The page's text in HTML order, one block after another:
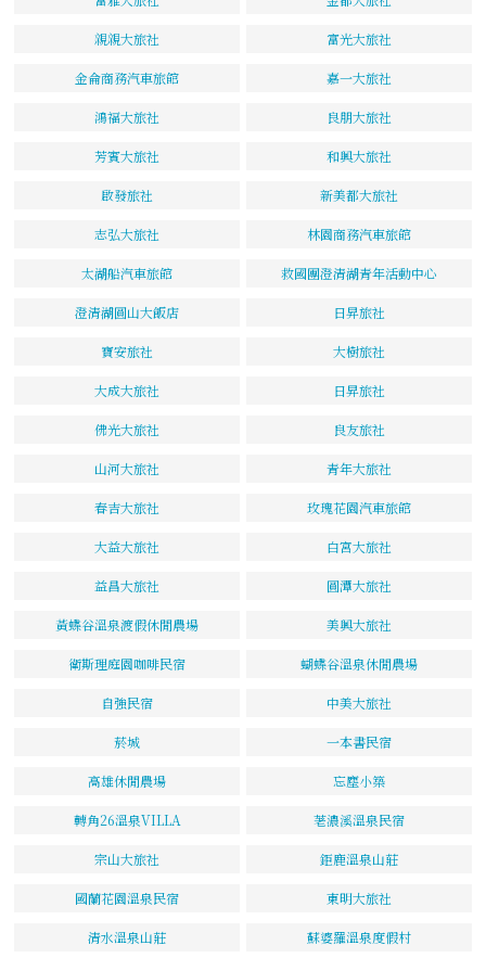
親親大旅社 富光大旅社
金侖商務汽車旅館 嘉一大旅社
鴻福大旅社 良朋大旅社
芳賓大旅社 和興大旅社
啟發旅社 新美都大旅社
志弘大旅社 林園商務汽車旅館
太湖船汽車旅館 救國團澄清湖青年活動中心
澄清湖圓山大飯店 日昇旅社
寶安旅社 大樹旅社
大成大旅社 日昇旅社
佛光大旅社 良友旅社
山河大旅社 青年大旅社
春吉大旅社 玫瑰花園汽車旅館
大益大旅社 白宮大旅社
益昌大旅社 圓潭大旅社
黃蝶谷溫泉渡假休閒農場 美興大旅社
衛斯理庭園咖啡民宿 蝴蝶谷溫泉休閒農場
自強民宿 中美大旅社
菸城 一本書民宿
高雄休閒農場 忘塵小築
轉角26溫泉VILLA 荖濃溪溫泉民宿
宗山大旅社 鉅鹿溫泉山莊
國蘭花園溫泉民宿 東明大旅社
清水溫泉山莊 蘇婆羅溫泉度假村